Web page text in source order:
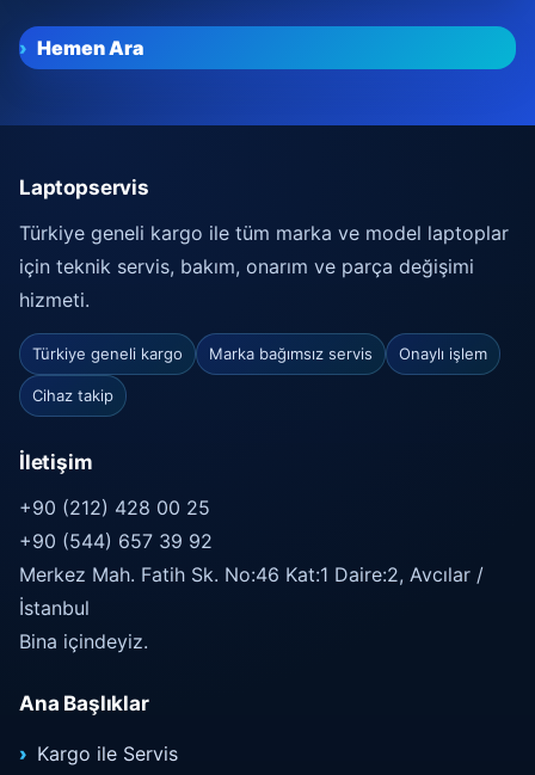
Hemen Ara
Laptopservis
Türkiye geneli kargo ile tüm marka ve model laptoplar
için teknik servis, bakım, onarım ve parça değişimi
hizmeti.
Türkiye geneli kargo Marka bağımsız servis Onaylı işlem
Cihaz takip
İletişim
+90 (212) 428 00 25
+90 (544) 657 39 92
Merkez Mah. Fatih Sk. No:46 Kat:1 Daire:2, Avcılar /
İstanbul
Bina içindeyiz.
Ana Başlıklar
Kargo ile Servis